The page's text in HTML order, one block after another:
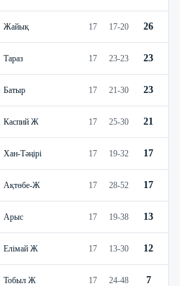
Жайық 17 17-20 26
Тараз 17 23-23 23
Батыр 17 21-30 23
Каспий Ж 17 25-30 21
Хан-Тәңірі 17 19-32 17
Ақтөбе-Ж 17 28-52 17
Арыс 17 19-38 13
Елімай Ж 17 13-30 12
Тобыл Ж 17 24-48 7